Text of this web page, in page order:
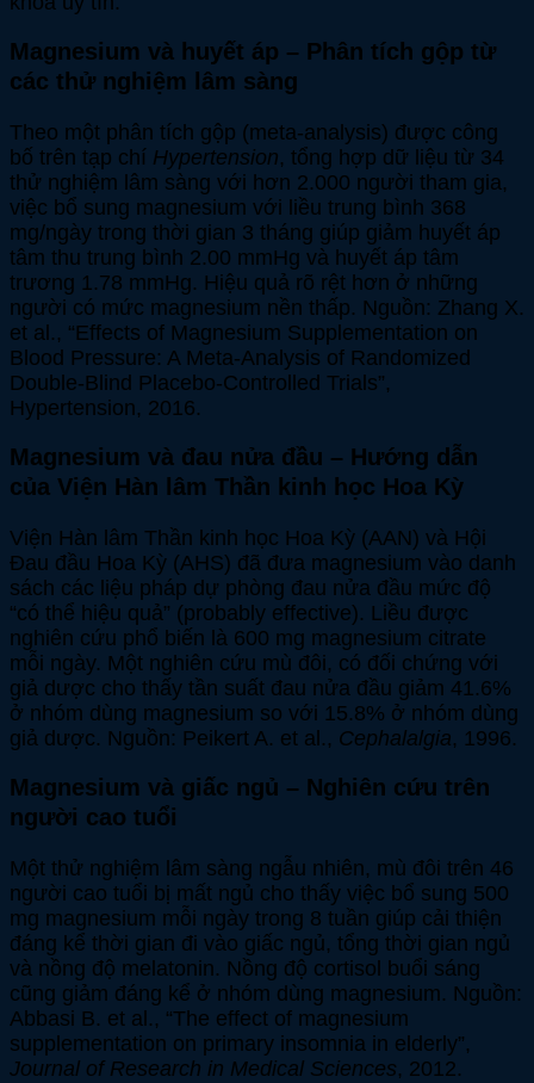
Magnesium và huyết áp – Phân tích gộp từ
các thử nghiệm lâm sàng
Theo một phân tích gộp (meta-analysis) được công
bố trên tạp chí Hypertension, tổng hợp dữ liệu từ 34
thử nghiệm lâm sàng với hơn 2.000 người tham gia,
việc bổ sung magnesium với liều trung bình 368
mg/ngày trong thời gian 3 tháng giúp giảm huyết áp
tâm thu trung bình 2.00 mmHg và huyết áp tâm
trương 1.78 mmHg. Hiệu quả rõ rệt hơn ở những
người có mức magnesium nền thấp. Nguồn: Zhang X.
et al., “Effects of Magnesium Supplementation on
Blood Pressure: A Meta-Analysis of Randomized
Double-Blind Placebo-Controlled Trials”,
Hypertension, 2016.
Magnesium và đau nửa đầu – Hướng dẫn
của Viện Hàn lâm Thần kinh học Hoa Kỳ
Viện Hàn lâm Thần kinh học Hoa Kỳ (AAN) và Hội
Đau đầu Hoa Kỳ (AHS) đã đưa magnesium vào danh
sách các liệu pháp dự phòng đau nửa đầu mức độ
“có thể hiệu quả” (probably effective). Liều được
nghiên cứu phổ biến là 600 mg magnesium citrate
mỗi ngày. Một nghiên cứu mù đôi, có đối chứng với
giả dược cho thấy tần suất đau nửa đầu giảm 41.6%
ở nhóm dùng magnesium so với 15.8% ở nhóm dùng
giả dược. Nguồn: Peikert A. et al., Cephalalgia, 1996.
Magnesium và giấc ngủ – Nghiên cứu trên
người cao tuổi
Một thử nghiệm lâm sàng ngẫu nhiên, mù đôi trên 46
người cao tuổi bị mất ngủ cho thấy việc bổ sung 500
mg magnesium mỗi ngày trong 8 tuần giúp cải thiện
đáng kể thời gian đi vào giấc ngủ, tổng thời gian ngủ
và nồng độ melatonin. Nồng độ cortisol buổi sáng
cũng giảm đáng kể ở nhóm dùng magnesium. Nguồn:
Abbasi B. et al., “The effect of magnesium
supplementation on primary insomnia in elderly”,
Journal of Research in Medical Sciences, 2012.